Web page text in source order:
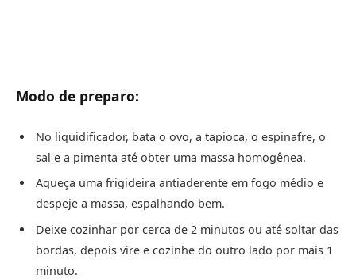
Modo de preparo:
No liquidificador, bata o ovo, a tapioca, o espinafre, o
sal e a pimenta até obter uma massa homogênea.
Aqueça uma frigideira antiaderente em fogo médio e
despeje a massa, espalhando bem.
Deixe cozinhar por cerca de 2 minutos ou até soltar das
bordas, depois vire e cozinhe do outro lado por mais 1
minuto.